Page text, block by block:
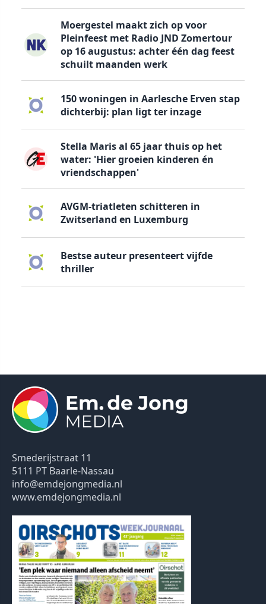
Moergestel maakt zich op voor
Pleinfeest met Radio JND Zomertour
op 16 augustus: achter één dag feest
schuilt maanden werk
150 woningen in Aarlesche Erven stap
dichterbij: plan ligt ter inzage
Stella Maris al 65 jaar thuis op het
water: 'Hier groeien kinderen én
vriendschappen'
AVGM-triatleten schitteren in
Zwitserland en Luxemburg
Bestse auteur presenteert vijfde
thriller
Smederijstraat 11
5111 PT Baarle-Nassau
info@emdejongmedia.nl
www.emdejongmedia.nl